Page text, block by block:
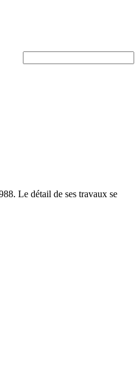
Le détail de ses travaux se